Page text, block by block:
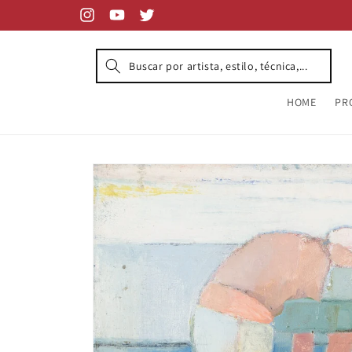
InstagramYouTubeTwitter
HOME
Skip to
product
information